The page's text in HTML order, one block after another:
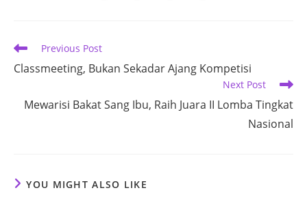
Read
articles
Previous Post
Classmeeting, Bukan Sekadar Ajang Kompetisi
Next Post
Mewarisi Bakat Sang Ibu, Raih Juara II Lomba Tingkat
Nasional
YOU MIGHT ALSO LIKE